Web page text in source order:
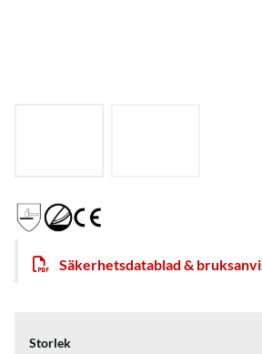
Säkerhetsdatablad &
Storlek